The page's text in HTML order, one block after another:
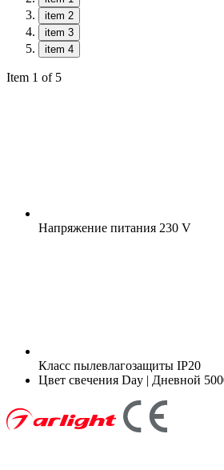
item 2
item 3
item 4
Item 1 of 5
Напряжение питания 230 V
Класс пылевлагозащиты IP20
Цвет свечения Day | Дневной